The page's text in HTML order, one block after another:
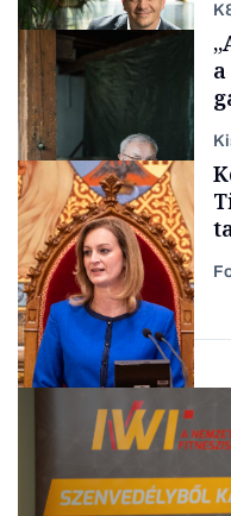
Politika
TÁMOGATÓI
TARTALOM
Családi
vállalkozások